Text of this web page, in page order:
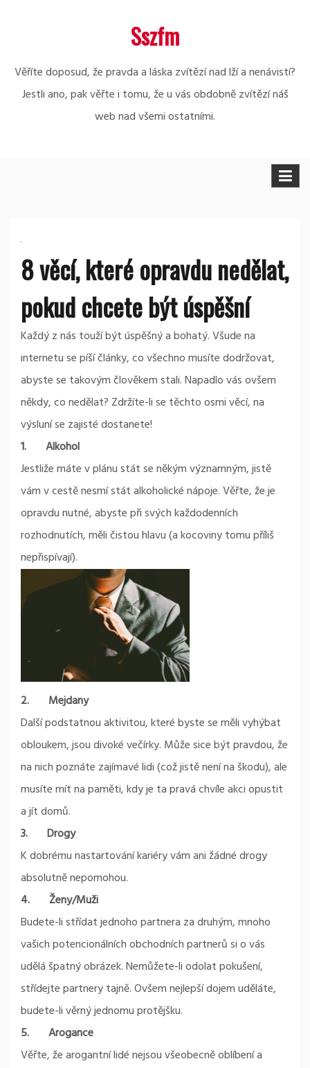
Sszfm
Věříte doposud, že pravda a láska zvítězí nad lží a nenávistí?
Jestli ano, pak věřte i tomu, že u vás obdobně zvítězí náš
web nad všemi ostatními.
8 věcí, které opravdu nedělat,
pokud chcete být úspěšní
Každý z nás touží být úspěšný a bohatý. Všude na
internetu se píší články, co všechno musíte dodržovat,
abyste se takovým člověkem stali. Napadlo vás ovšem
někdy, co nedělat? Zdržíte-li se těchto osmi věcí, na
výsluní se zajisté dostanete!
1. Alkohol
Jestliže máte v plánu stát se někým významným, jistě
vám v cestě nesmí stát alkoholické nápoje. Věřte, že je
opravdu nutné, abyste při svých každodenních
rozhodnutích, měli čistou hlavu (a kocoviny tomu příliš
nepřispívají).
2. Mejdany
Další podstatnou aktivitou, které byste se měli vyhýbat
obloukem, jsou divoké večírky. Může sice být pravdou, že
na nich poznáte zajímavé lidi (což jistě není na škodu), ale
musíte mít na paměti, kdy je ta pravá chvíle akci opustit
a jít domů.
3. Drogy
K dobrému nastartování kariéry vám ani žádné drogy
absolutně nepomohou.
4. Ženy/Muži
Budete-li střídat jednoho partnera za druhým, mnoho
vašich potencionálních obchodních partnerů si o vás
udělá špatný obrázek. Nemůžete-li odolat pokušení,
střídejte partnery tajně. Ovšem nejlepší dojem uděláte,
budete-li věrný jednomu protějšku.
5. Arogance
Věřte, že arogantní lidé nejsou všeobecně oblíbení a